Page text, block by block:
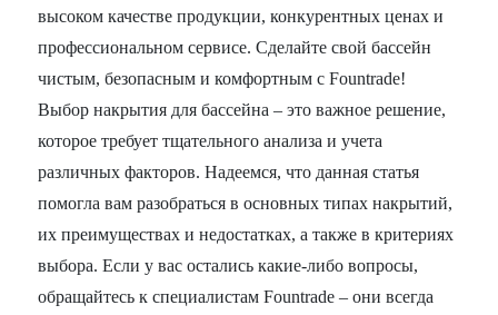
высоком качестве продукции, конкурентных ценах и
профессиональном сервисе. Сделайте свой бассейн
чистым, безопасным и комфортным с Fountrade!
Выбор накрытия для бассейна – это важное решение,
которое требует тщательного анализа и учета
различных факторов. Надеемся, что данная статья
помогла вам разобраться в основных типах накрытий,
их преимуществах и недостатках, а также в критериях
выбора. Если у вас остались какие-либо вопросы,
обращайтесь к специалистам Fountrade – они всегда